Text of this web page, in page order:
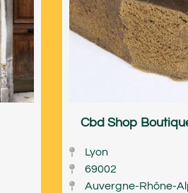
Cbd Shop
Lyon
69002
Auvergne-Rhône-